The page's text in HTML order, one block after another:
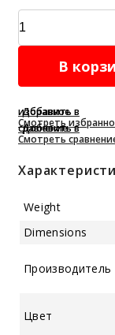
Газоанализатор
SP-
В
Добавить в избранное
Смотреть
Добавить в сравнение
Смотреть
Weight
Dimensions
Производитель
Цвет